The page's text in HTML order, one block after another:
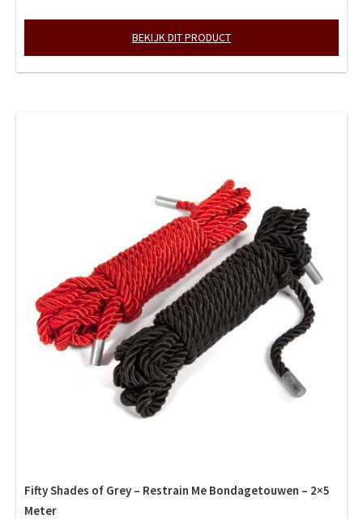
BEKIJK DIT PRODUCT
Fifty Shades of Grey – Restrain Me Bondagetouwen – 2×5
Meter